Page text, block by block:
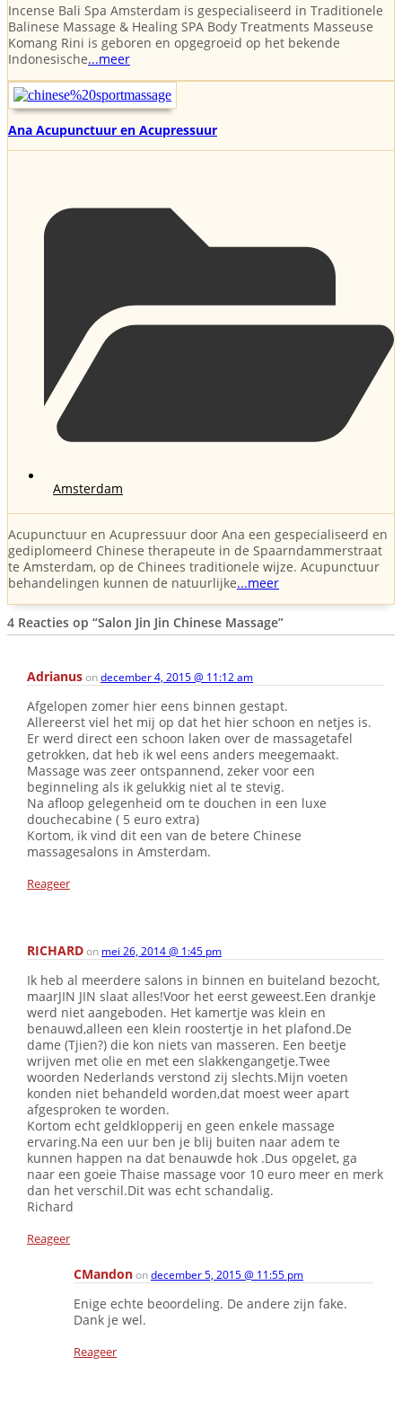
Incense Bali Spa Amsterdam is gespecialiseerd in Traditionele
Balinese Massage & Healing SPA Body Treatments Masseuse
Komang Rini is geboren en opgegroeid op het bekende
Indonesische...meer
Ana Acupunctuur en Acupressuur
Amsterdam
Acupunctuur en Acupressuur door Ana een gespecialiseerd en
gediplomeerd Chinese therapeute in de Spaarndammerstraat
te Amsterdam, op de Chinees traditionele wijze. Acupunctuur
behandelingen kunnen de natuurlijke...meer
4 Reacties op “Salon Jin Jin Chinese Massage”
Adrianusondecember 4, 2015 @ 11:12 am
Afgelopen zomer hier eens binnen gestapt.
Allereerst viel het mij op dat het hier schoon en netjes is.
Er werd direct een schoon laken over de massagetafel
getrokken, dat heb ik wel eens anders meegemaakt.
Massage was zeer ontspannend, zeker voor een
beginneling als ik gelukkig niet al te stevig.
Na afloop gelegenheid om te douchen in een luxe
douchecabine ( 5 euro extra)
Kortom, ik vind dit een van de betere Chinese
massagesalons in Amsterdam.
Reageer
RICHARDon mei 26, 2014 @ 1:45 pm
Ik heb al meerdere salons in binnen en buiteland bezocht,
maarJIN JIN slaat alles!Voor het eerst geweest.Een drankje
werd niet aangeboden. Het kamertje was klein en
benauwd,alleen een klein roostertje in het plafond.De
dame (Tjien?) die kon niets van masseren. Een beetje
wrijven met olie en met een slakkengangetje.Twee
woorden Nederlands verstond zij slechts.Mijn voeten
konden niet behandeld worden,dat moest weer apart
afgesproken te worden.
Kortom echt geldklopperij en geen enkele massage
ervaring.Na een uur ben je blij buiten naar adem te
kunnen happen na dat benauwde hok .Dus opgelet, ga
naar een goeie Thaise massage voor 10 euro meer en merk
dan het verschil.Dit was echt schandalig.
Richard
Reageer
CMandonondecember 5, 2015 @ 11:55 pm
Enige echte beoordeling. De andere zijn fake.
Dank je wel.
Reageer